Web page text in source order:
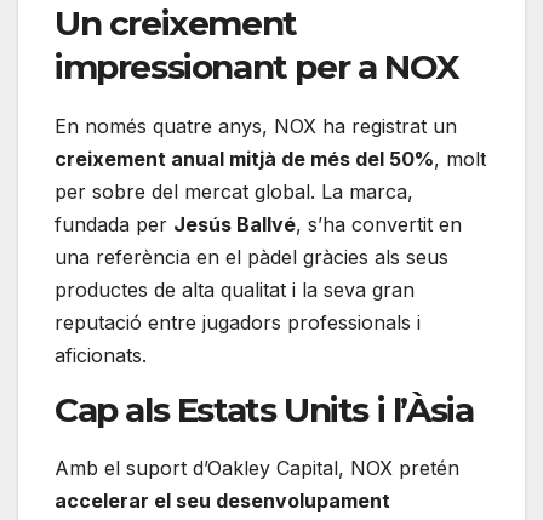
Un creixement
impressionant per a NOX
En només quatre anys, NOX ha registrat un
creixement anual mitjà de més del 50%, molt
per sobre del mercat global. La marca,
fundada per Jesús Ballvé, s’ha convertit en
una referència en el pàdel gràcies als seus
productes de alta qualitat i la seva gran
reputació entre jugadors professionals i
aficionats.
Cap als Estats Units i l’Àsia
Amb el suport d’Oakley Capital, NOX pretén
accelerar el seu desenvolupament